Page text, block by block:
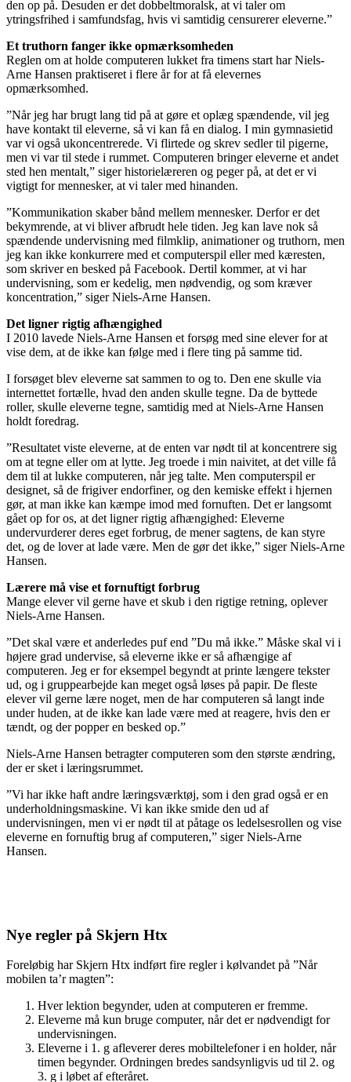
den op på. Desuden er det dobbeltmoralsk, at vi taler om
ytringsfrihed i samfundsfag, hvis vi samtidig censurerer eleverne.”
Et truthorn fanger ikke opmærksomheden
Reglen om at holde computeren lukket fra timens start har Niels-
Arne Hansen praktiseret i flere år for at få elevernes
opmærksomhed.
”Når jeg har brugt lang tid på at gøre et oplæg spændende, vil jeg
have kontakt til eleverne, så vi kan få en dialog. I min gymnasietid
var vi også ukoncentrerede. Vi flirtede og skrev sedler til pigerne,
men vi var til stede i rummet. Computeren bringer eleverne et andet
sted hen mentalt,” siger historielæreren og peger på, at det er vi
vigtigt for mennesker, at vi taler med hinanden.
”Kommunikation skaber bånd mellem mennesker. Derfor er det
bekymrende, at vi bliver afbrudt hele tiden. Jeg kan lave nok så
spændende undervisning med filmklip, animationer og truthorn, men
jeg kan ikke konkurrere med et computerspil eller med kæresten,
som skriver en besked på Facebook. Dertil kommer, at vi har
undervisning, som er kedelig, men nødvendig, og som kræver
koncentration,” siger Niels-Arne Hansen.
Det ligner rigtig afhængighed
I 2010 lavede Niels-Arne Hansen et forsøg med sine elever for at
vise dem, at de ikke kan følge med i flere ting på samme tid.
I forsøget blev eleverne sat sammen to og to. Den ene skulle via
internettet fortælle, hvad den anden skulle tegne. Da de byttede
roller, skulle eleverne tegne, samtidig med at Niels-Arne Hansen
holdt foredrag.
”Resultatet viste eleverne, at de enten var nødt til at koncentrere sig
om at tegne eller om at lytte. Jeg troede i min naivitet, at det ville få
dem til at lukke computeren, når jeg talte. Men computerspil er
designet, så de frigiver endorfiner, og den kemiske effekt i hjernen
gør, at man ikke kan kæmpe imod med fornuften. Det er langsomt
gået op for os, at det ligner rigtig afhængighed: Eleverne
undervurderer deres eget forbrug, de mener sagtens, de kan styre
det, og de lover at lade være. Men de gør det ikke,” siger Niels-Arne
Hansen.
Lærere må vise et fornuftigt forbrug
Mange elever vil gerne have et skub i den rigtige retning, oplever
Niels-Arne Hansen.
”Det skal være et anderledes puf end ”Du må ikke.” Måske skal vi i
højere grad undervise, så eleverne ikke er så afhængige af
computeren. Jeg er for eksempel begyndt at printe længere tekster
ud, og i gruppearbejde kan meget også løses på papir. De fleste
elever vil gerne lære noget, men de har computeren så langt inde
under huden, at de ikke kan lade være med at reagere, hvis den er
tændt, og der popper en besked op.”
Niels-Arne Hansen betragter computeren som den største ændring,
der er sket i læringsrummet.
”Vi har ikke haft andre læringsværktøj, som i den grad også er en
underholdningsmaskine. Vi kan ikke smide den ud af
undervisningen, men vi er nødt til at påtage os ledelsesrollen og vise
eleverne en fornuftig brug af computeren,” siger Niels-Arne
Hansen.
Nye regler på Skjern Htx
Foreløbig har Skjern Htx indført fire regler i kølvandet på ”Når
mobilen ta’r magten”:
Hver lektion begynder, uden at computeren er fremme.
Eleverne må kun bruge computer, når det er nødvendigt for
undervisningen.
Eleverne i 1. g afleverer deres mobiltelefoner i en holder, når
timen begynder. Ordningen bredes sandsynligvis ud til 2. og
3. g i løbet af efteråret.